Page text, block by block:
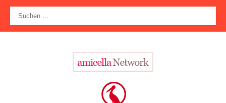
Zum
Inhalt
springen
nach: